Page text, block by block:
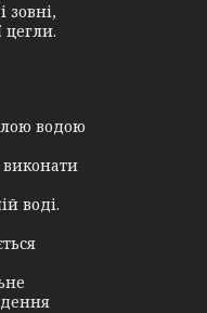
зовні,
цегли.
водою
воді.